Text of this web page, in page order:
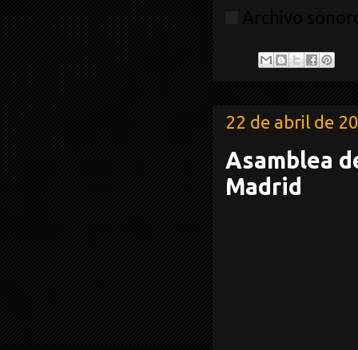
22 de abril de
Asamblea
Madrid